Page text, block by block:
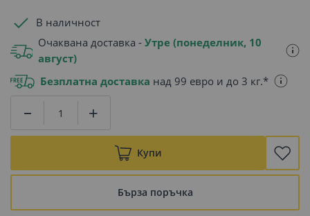
В наличност
Очаквана доставка - Утре (понеделник, 10
август)
Безплатна доставка над 99 евро и до 3 кг.*
Купи
Бърза поръчка